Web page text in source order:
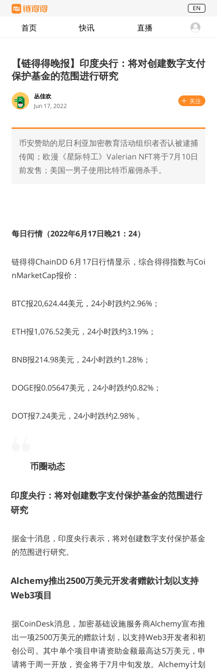
EN
首页 快讯 直播
【链得得晚报】印度央行：将对创建数字支付
保护基金的范围进行研究
丛佳欢
Jun 17, 2022
关注
币安赞助的尼日利亚加密教育活动组织者否认被逮捕
传闻；欧漫《星际特工》Valerian NFT将于7月10日
前发售；美国一男子使用比特币雇佣杀手。
每日行情（2022年6月17日晚21：24）
链得得ChainDD 6月17日行情显示，综合得得指数与Coi
nMarketCap报价：
BTC报20,624.44美元，24小时跌约2.96%；
ETH报1,076.52美元，24小时跌约3.19%；
BNB报214.98美元，24小时跌约1.28%；
DOGE报0.05647美元，24小时跌约0.82%；
DOT报7.24美元，24小时跌约2.98% 。
币圈动态
印度央行：将对创建数字支付保护基金的范围进行
研究
据金十消息，印度央行表示，将对创建数字支付保护基金
的范围进行研究。
Alchemy推出2500万美元开发者赠款计划以支持
Web3项目
据CoinDesk消息，加密基础设施服务商Alchemy宣布推
出一项2500万美元的赠款计划，以支持Web3开发者和初
创公司。其中单个项目申请资助金额最高达5万美元，申
请将于周一开放，资金将于7月中旬发放。Alchemy计划